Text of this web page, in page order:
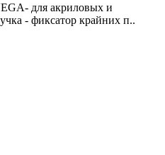
для акриловых и
- фиксатор крайних п..